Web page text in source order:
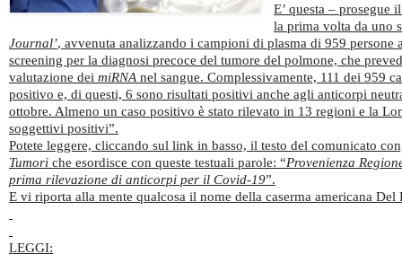
E’ questa – prosegue
la prima volta da uno
Journal’, avvenuta analizzando i campioni di plasma di 959 persone
screening per la diagnosi precoce del tumore del polmone, che
valutazione dei miRNA nel sangue. Complessivamente, 111 dei 959
positivo e, di questi, 6 sono risultati positivi anche agli anticorpi
ottobre. Almeno un caso positivo è stato rilevato in 13 regioni e la
soggettivi positivi”.
Potete leggere, cliccando sul link in basso, il testo del comunicato
Tumori che esordisce con queste testuali parole: “Provenienza
prima rilevazione di anticorpi per il Covid-19”.
E vi riporta alla mente qualcosa il nome della caserma americana
LEGGI: